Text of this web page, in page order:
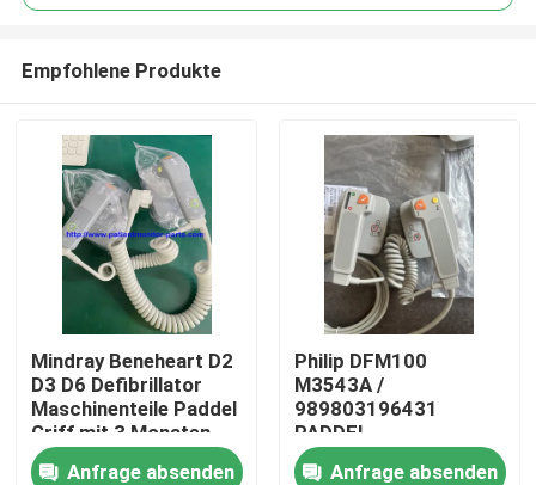
Zu Hause
Empfohlene Produkte
Mindray Beneheart D2
D3 D6 Defibrillator
Maschinenteile Paddel
Griff mit 3 Monaten
Garantie
Anfrage absenden
Philip DFM100
M3543A /
989803196431
PADDEL
Anfrage absenden